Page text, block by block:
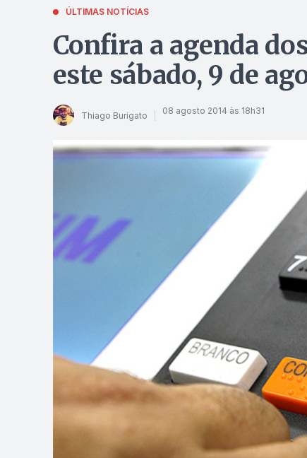
ÚLTIMAS NOTÍCIAS
Confira a agenda
este sábado, 9 de
Thiago Burigato 08 agosto 2014 às 18h31